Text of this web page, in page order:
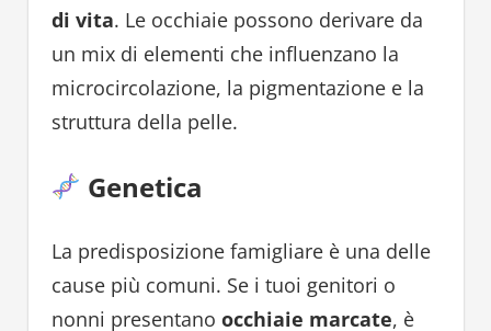
di vita. Le occhiaie possono derivare da
un mix di elementi che influenzano la
microcircolazione, la pigmentazione e la
struttura della pelle.
Genetica
La predisposizione famigliare è una delle
cause più comuni. Se i tuoi genitori o
nonni presentano occhiaie marcate, è